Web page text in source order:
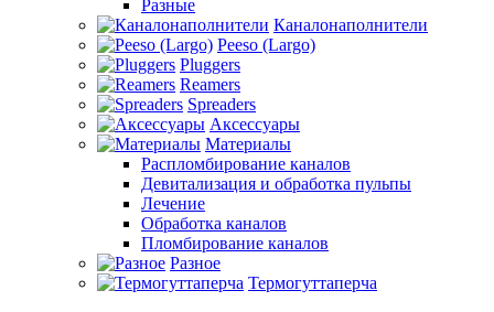
Разные
Каналонаполнители
Peeso (Largo)
Pluggers
Reamers
Spreaders
Аксессуары
Материалы
Распломбирование каналов
Девитализация и обработка пульпы
Лечение
Обработка каналов
Пломбирование каналов
Разное
Термогуттаперча